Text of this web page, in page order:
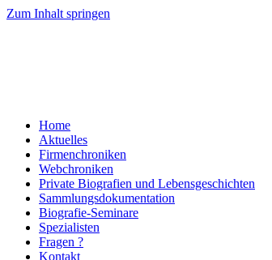
Zum Inhalt springen
Home
Aktuelles
Firmenchroniken
Webchroniken
Private Biografien und Lebensgeschichten
Sammlungsdokumentation
Biografie-Seminare
Spezialisten
Fragen ?
Kontakt